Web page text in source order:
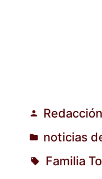
Publicado
por
Redacción
Publicado
en
noticias
Familia